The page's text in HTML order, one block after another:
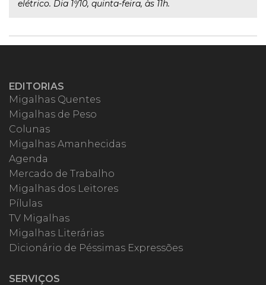
elétrico. Dia 1º/10, quinta-feira, às 11h.
EDITORIAS
Migalhas Quentes
Migalhas de Peso
Colunas
Migalhas Amanhecidas
Agenda
Mercado de Trabalho
Migalhas dos Leitores
Pílulas
TV Migalhas
Migalhas Literárias
Dicionário de Péssimas Expressões
SERVIÇOS